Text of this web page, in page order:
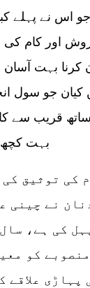
اس نے پہلے
اور کام کی
کرنا بہت
جو سول
قریب سے
بہت کچھ
نے چینی
کی ہے،
کو
پہاڑی